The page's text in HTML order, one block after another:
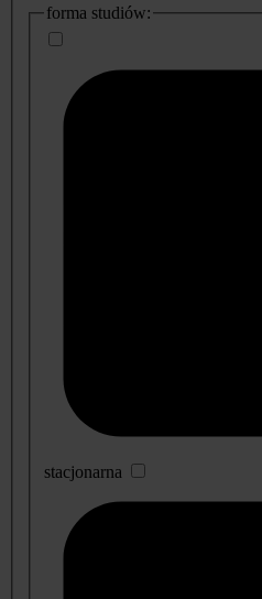
dodatkowe
informacje
forma studiów:
stacjonarna